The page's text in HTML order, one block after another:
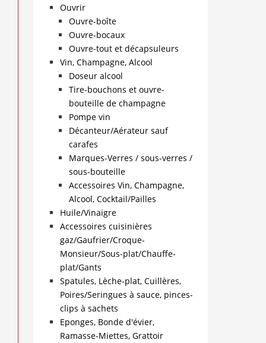
Ouvrir
Ouvre-boîte
Ouvre-bocaux
Ouvre-tout et décapsuleurs
Vin, Champagne, Alcool
Doseur alcool
Tire-bouchons et ouvre-
bouteille de champagne
Pompe vin
Décanteur/Aérateur sauf
carafes
Marques-Verres / sous-verres /
sous-bouteille
Accessoires Vin, Champagne,
Alcool, Cocktail/Pailles
Huile/Vinaigre
Accessoires cuisinières
gaz/Gaufrier/Croque-
Monsieur/Sous-plat/Chauffe-
plat/Gants
Spatules, Lèche-plat, Cuillères,
Poires/Seringues à sauce, pinces-
clips à sachets
Eponges, Bonde d'évier,
Ramasse-Miettes, Grattoir